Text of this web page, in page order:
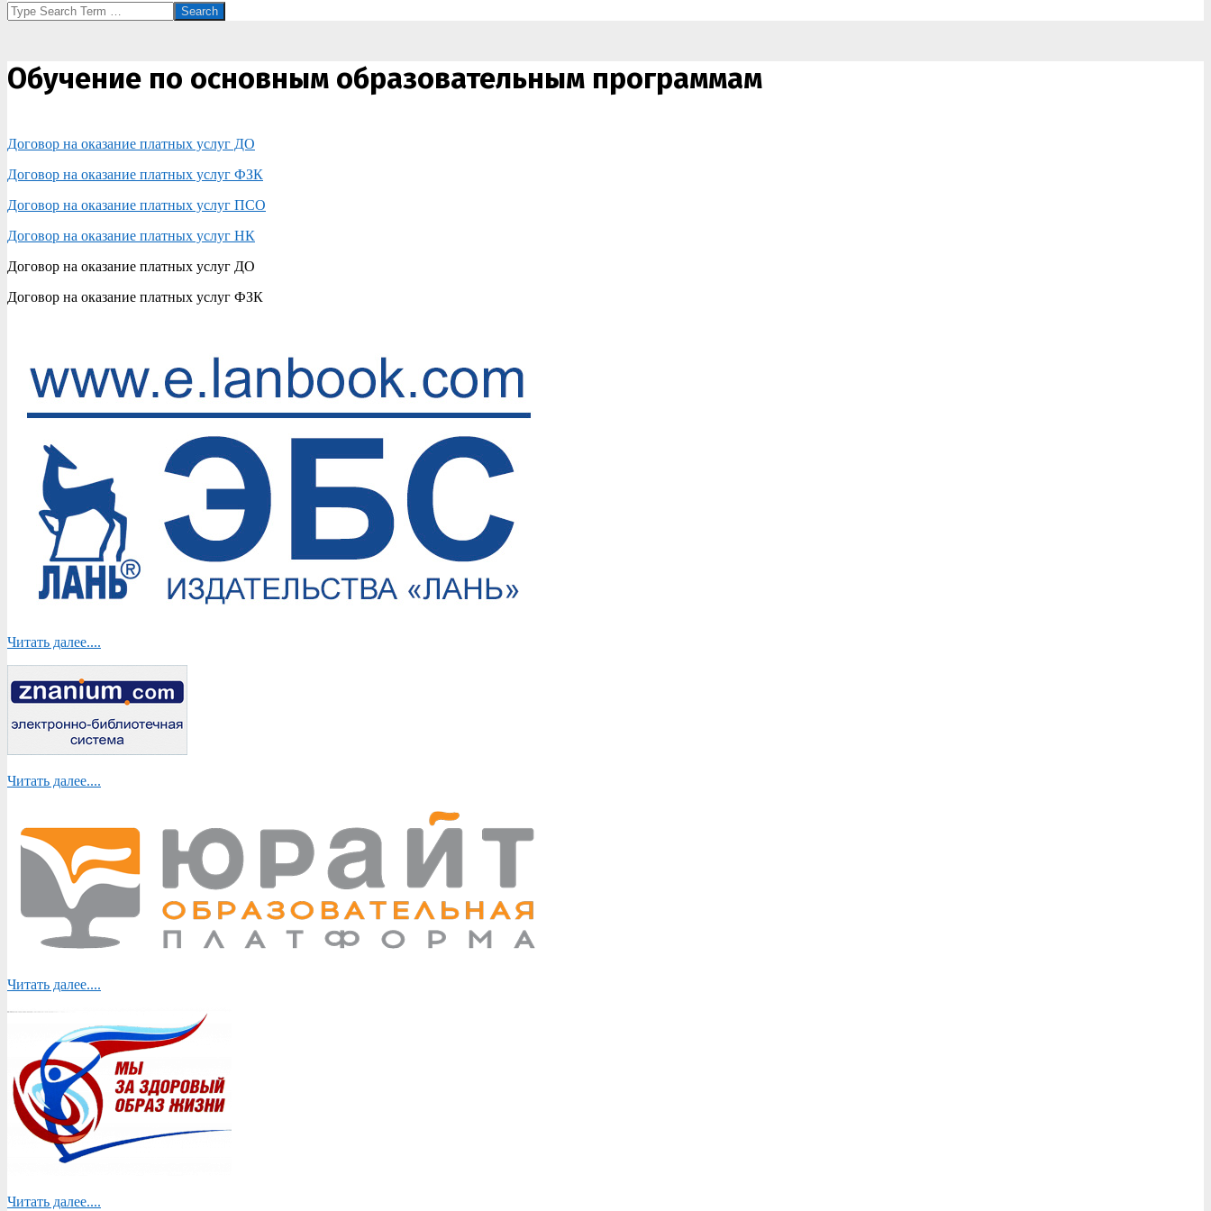
Search
Обучение по основным образовательным программам
Договор на оказание платных услуг ДО
Договор на оказание платных услуг ФЗК
Договор на оказание платных услуг ПСО
Договор на оказание платных услуг НК
Договор на оказание платных услуг ДО
Договор на оказание платных услуг ФЗК
Читать далее....
Читать далее....
Читать далее....
Читать далее....